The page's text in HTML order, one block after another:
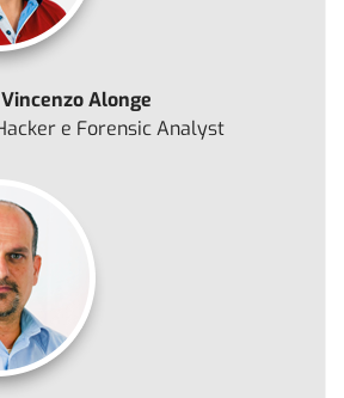
Vincenzo Alonge
e Forensic Analyst